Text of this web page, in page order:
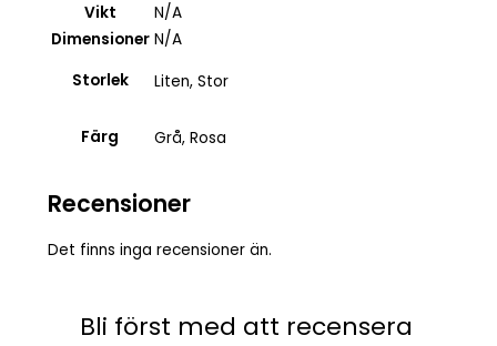
Vikt
N/A
Dimensioner N/A
Storlek
Liten, Stor
Färg Grå, Rosa
Recensioner
Det finns inga recensioner än.
Bli först med att recensera